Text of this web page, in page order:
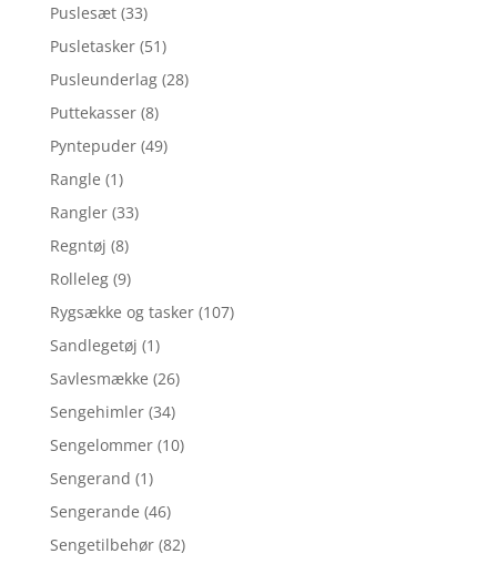
Puslesæt (33)
Pusletasker (51)
Pusleunderlag (28)
Puttekasser (8)
Pyntepuder (49)
Rangle (1)
Rangler (33)
Regntøj (8)
Rolleleg (9)
Rygsække og tasker (107)
Sandlegetøj (1)
Savlesmække (26)
Sengehimler (34)
Sengelommer (10)
Sengerand (1)
Sengerande (46)
Sengetilbehør (82)